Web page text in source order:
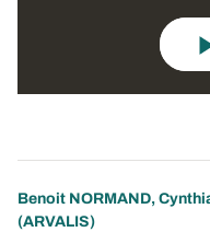
Benoit NORMAND,
(ARVALIS)